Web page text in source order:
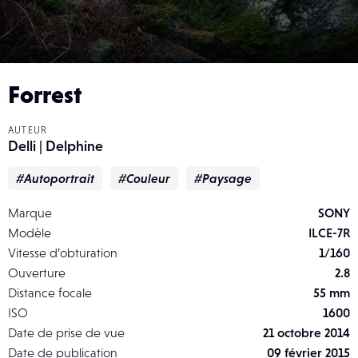
Forrest
AUTEUR
Delli | Delphine
#Autoportrait #Couleur #Paysage
Marque
SONY
Modèle
ILCE-7R
Vitesse d’obturation
1/160
Ouverture
2.8
Distance focale
55 mm
ISO
1600
Date de prise de vue
21 octobre 2014
Date de publication
09 février 2015